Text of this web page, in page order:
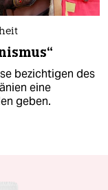
bezichtigen des
eine
geben.